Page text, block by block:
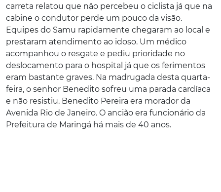
carreta relatou que não percebeu o ciclista já que na
cabine o condutor perde um pouco da visão.
Equipes do Samu rapidamente chegaram ao local e
prestaram atendimento ao idoso. Um médico
acompanhou o resgate e pediu prioridade no
deslocamento para o hospital já que os ferimentos
eram bastante graves. Na madrugada desta quarta-
feira, o senhor Benedito sofreu uma parada cardíaca
e não resistiu. Benedito Pereira era morador da
Avenida Rio de Janeiro. O ancião era funcionário da
Prefeitura de Maringá há mais de 40 anos.